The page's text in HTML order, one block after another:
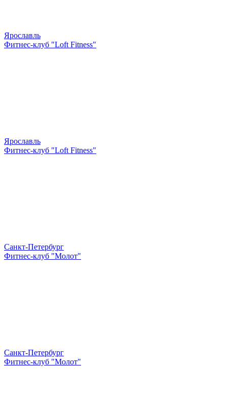
Ярославль
Фитнес-клуб "Loft Fitness"
Ярославль
Фитнес-клуб "Loft Fitness"
Санкт-Петербург
Фитнес-клуб "Молот"
Санкт-Петербург
Фитнес-клуб "Молот"